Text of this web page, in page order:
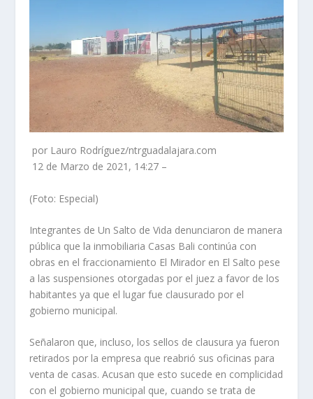
por Lauro Rodríguez/ntrguadalajara.com
12 de Marzo de 2021, 14:27 –
(Foto: Especial)
Integrantes de Un Salto de Vida denunciaron de manera
pública que la inmobiliaria Casas Bali continúa con
obras en el fraccionamiento El Mirador en El Salto pese
a las suspensiones otorgadas por el juez a favor de los
habitantes ya que el lugar fue clausurado por el
gobierno municipal.
Señalaron que, incluso, los sellos de clausura ya fueron
retirados por la empresa que reabrió sus oficinas para
venta de casas. Acusan que esto sucede en complicidad
con el gobierno municipal que, cuando se trata de